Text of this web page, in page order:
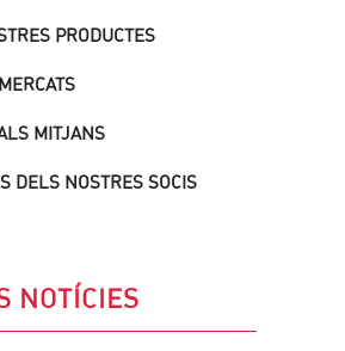
PRODUCTES
MITJANS
DELS NOSTRES SOCIS
NOTÍCIES